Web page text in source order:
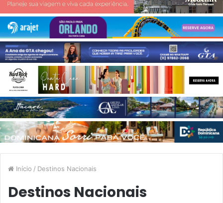
Início / Destinos Nacionais
Destinos Nacionais